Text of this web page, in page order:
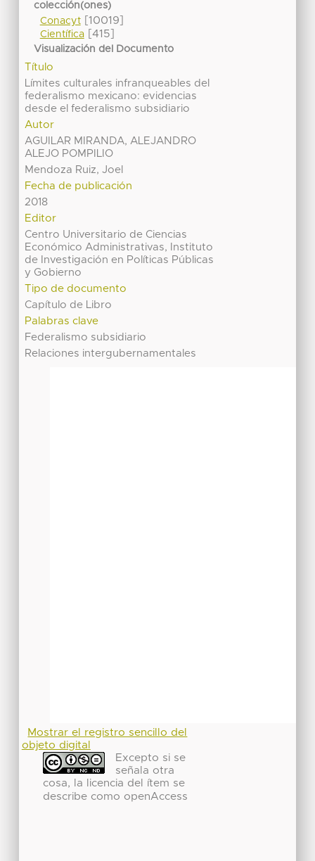
colección(ones)
Conacyt[10019]
Científica[415]
Visualización del Documento
Título
Límites culturales infranqueables del
federalismo mexicano: evidencias
desde el federalismo subsidiario
Autor
AGUILAR MIRANDA, ALEJANDRO
ALEJO POMPILIO
Mendoza Ruiz, Joel
Fecha de publicación
2018
Editor
Centro Universitario de Ciencias
Económico Administrativas, Instituto
de Investigación en Políticas Públicas
y Gobierno
Tipo de documento
Capítulo de Libro
Palabras clave
Federalismo subsidiario
Relaciones intergubernamentales
Mostrar el registro sencillo del
objeto digital
Excepto si se
señala otra
cosa, la licencia del ítem se
describe como openAccess